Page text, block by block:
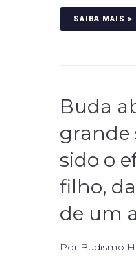
SAIBA MAIS >
Buda
grande
sido o
filho,
de um
Por Budismo